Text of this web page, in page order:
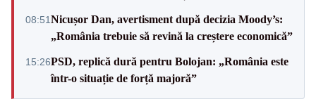
08:51Nicușor Dan, avertisment după decizia Moody’s:
„România trebuie să revină la creștere economică”
15:26PSD, replică dură pentru Bolojan: „România este
într-o situație de forță majoră”